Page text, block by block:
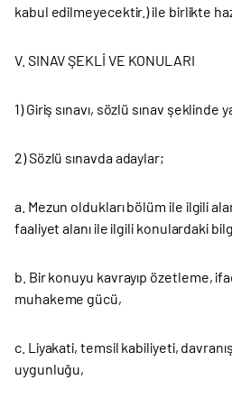
kabul edilmeyecektir.) ile birlikte
V. SINAV ŞEKLİ VE KONULARI
1) Giriş sınavı, sözlü sınav şeklinde
2) Sözlü sınavda adaylar;
a. Mezun oldukları bölüm ile ilgili
faaliyet alanı ile ilgili konulardaki
b. Bir konuyu kavrayıp özetleme,
muhakeme gücü,
c. Liyakati, temsil kabiliyeti,
uygunluğu,